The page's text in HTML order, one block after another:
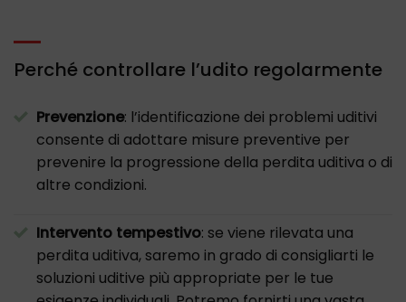
Perché controllare l’udito regolarmente
Prevenzione: l’identificazione dei problemi uditivi
consente di adottare misure preventive per
prevenire la progressione della perdita uditiva o di
altre condizioni.
Intervento tempestivo: se viene rilevata una
perdita uditiva, saremo in grado di consigliarti le
soluzioni uditive più appropriate per le tue